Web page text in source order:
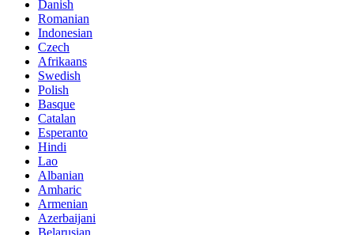
Danish
Romanian
Indonesian
Czech
Afrikaans
Swedish
Polish
Basque
Catalan
Esperanto
Hindi
Lao
Albanian
Amharic
Armenian
Azerbaijani
Belarusian